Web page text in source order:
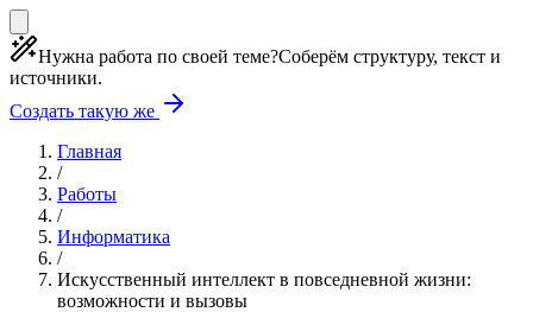
Нужна работа по своей теме?Соберём структуру, текст и
источники.
Создать такую же
Главная
/
Работы
/
Информатика
/
Искусственный интеллект в повседневной жизни:
возможности и вызовы